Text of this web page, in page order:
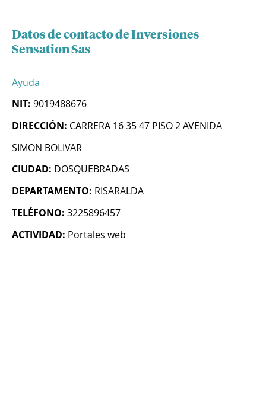
Datos de contacto de Inversiones
Sensation Sas
Ayuda
NIT: 9019488676
DIRECCIÓN: CARRERA 16 35 47 PISO 2 AVENIDA
SIMON BOLIVAR
CIUDAD: DOSQUEBRADAS
DEPARTAMENTO: RISARALDA
TELÉFONO: 3225896457
ACTIVIDAD: Portales web